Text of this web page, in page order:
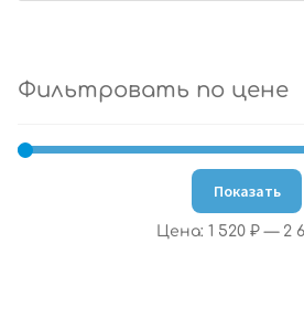
Фильтровать по цене
Показать
Цена: 1 520 ₽ — 2